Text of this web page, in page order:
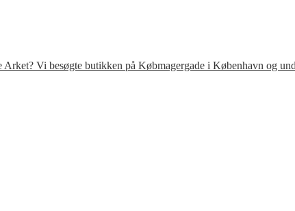
Vi besøgte butikken på Købmagergade i København og